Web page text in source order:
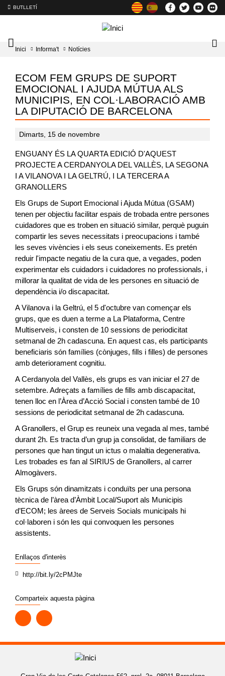
BUTLLETÍ
Mobile
menu
Inici Informa't Notícies
ECOM FEM GRUPS DE SUPORT
EMOCIONAL I AJUDA MÚTUA ALS
MUNICIPIS, EN COL·LABORACIÓ AMB
LA DIPUTACIÓ DE BARCELONA
Dimarts, 15 de novembre
ENGUANY ÉS LA QUARTA EDICIÓ D'AQUEST
PROJECTE A CERDANYOLA DEL VALLÈS, LA SEGONA
I A VILANOVA I LA GELTRÚ, I LA TERCERA A
GRANOLLERS
Els Grups de Suport Emocional i Ajuda Mútua (GSAM)
tenen per objectiu facilitar espais de trobada entre persones
cuidadores que es troben en situació similar, perquè puguin
compartir les seves necessitats i preocupacions i també
les seves vivències i els seus coneixements. Es pretén
reduir l'impacte negatiu de la cura que, a vegades, poden
experimentar els cuidadors i cuidadores no professionals, i
millorar la qualitat de vida de les persones en situació de
dependència i/o discapacitat.
A Vilanova i la Geltrú, el 5 d'octubre van començar els
grups, que es duen a terme a La Plataforma, Centre
Multiserveis, i consten de 10 sessions de periodicitat
setmanal de 2h cadascuna. En aquest cas, els participants
beneficiaris són famílies (cònjuges, fills i filles) de persones
amb deteriorament cognitiu.
A Cerdanyola del Vallès, els grups es van iniciar el 27 de
setembre. Adreçats a famílies de fills amb discapacitat,
tenen lloc en l’Àrea d’Acció Social i consten també de 10
sessions de periodicitat setmanal de 2h cadascuna.
A Granollers, el Grup es reuneix una vegada al mes, també
durant 2h. Es tracta d’un grup ja consolidat, de familiars de
persones que han tingut un ictus o malaltia degenerativa.
Les trobades es fan al SIRIUS de Granollers, al carrer
Almogàvers.
Els Grups són dinamitzats i conduïts per una persona
tècnica de l’àrea d’Àmbit Local/Suport als Municipis
d’ECOM; les àrees de Serveis Socials municipals hi
col·laboren i són les qui convoquen les persones
assistents.
Enllaços d'interès
http://bit.ly/2cPMJte
Comparteix aquesta pàgina